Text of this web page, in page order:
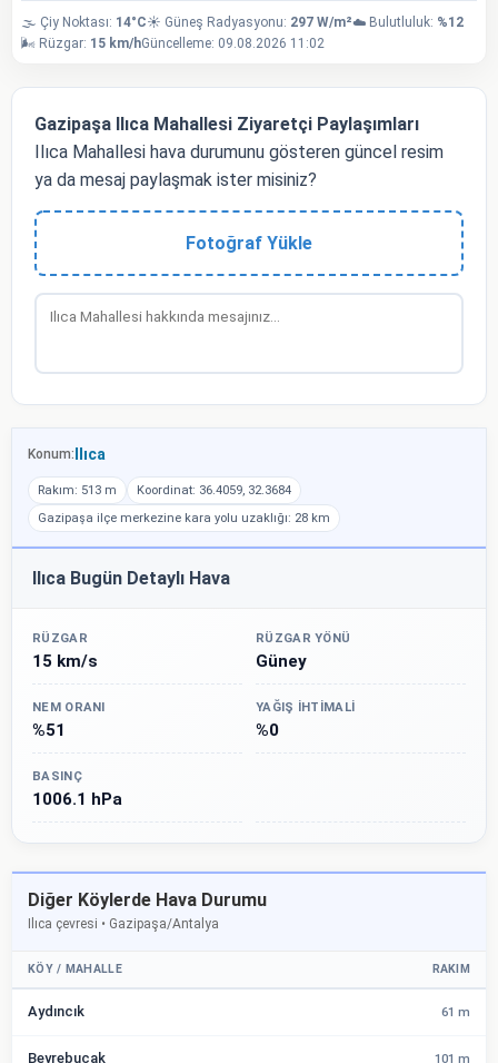
🌫️ Çiy Noktası: 14°C☀️ Güneş Radyasyonu: 297 W/m²☁️ Bulutluluk: %12
🌬️ Rüzgar: 15 km/hGüncelleme: 09.08.2026 11:02
Gazipaşa Ilıca Mahallesi Ziyaretçi Paylaşımları
Ilıca Mahallesi hava durumunu gösteren güncel resim
ya da mesaj paylaşmak ister misiniz?
Fotoğraf Yükle
Konum: Ilıca
Rakım: 513 m
Koordinat: 36.4059, 32.3684
Gazipaşa ilçe merkezine kara yolu uzaklığı: 28 km
Ilıca Bugün Detaylı Hava
RÜZGAR
15 km/s
RÜZGAR YÖNÜ
Güney
NEM ORANI
%51
YAĞIŞ İHTIMALI
%0
BASINÇ
1006.1 hPa
Diğer Köylerde Hava Durumu
Ilıca çevresi • Gazipaşa/Antalya
KÖY / MAHALLE RAKIM
Aydıncık 61 m
Beyrebucak 101 m